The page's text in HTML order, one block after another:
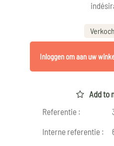
Inloggen om aan uw
Add to
Referentie :
Interne referentie :